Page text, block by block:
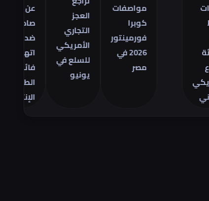
مواصفات
فورمينتور
2026 في
التجاري
الأمريكي
للسلع في
صادراتها
اتهامات
فائض
الطاقة
الإنتاجية